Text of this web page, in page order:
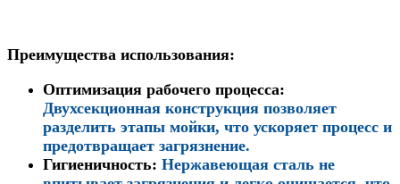
Преимущества использования:
Оптимизация рабочего процесса:
Двухсекционная конструкция позволяет
разделить этапы мойки, что ускоряет процесс и
предотвращает загрязнение.
Гигиеничность: Нержавеющая сталь не